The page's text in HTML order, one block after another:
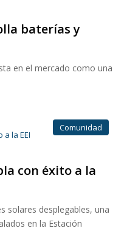
baterías y
en el mercado como una
Comunidad
con éxito a la
solares desplegables, una
en la Estación